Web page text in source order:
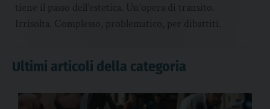
tiene il passo dell’estetica. Un’opera di transito.
Irrisolta. Complesso, problematico, per dibattiti.
Ultimi articoli della categoria